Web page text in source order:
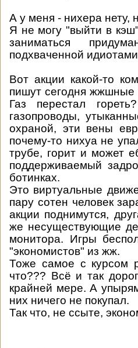
А у меня - нихера нету,
Я не могу "выйти в
заниматься
подхваченной
Вот акции какой-то
пишут сегодня
Газ перестал
газопроводы,
охраной, эти вены
почему-то нихуа не
трубе, горит и может
поддерживаемый
ботинках.
Это виртуальные
пару сотен человек
акции поднимутся,
же несуществующие
монитора. Игры
"экономистов" из жж.
Тоже самое с курсом
что??? Всё и так
крайней мере. А
них ничего не покупал.
Так что, не ссыте,